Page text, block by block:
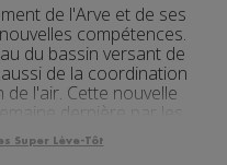
de l'Arve et de ses
compétences.
du bassin versant de
de la coordination
l'air. Cette nouvelle
dernière par les
ministérielle. Les
Pie...
Super Lève-Tôt